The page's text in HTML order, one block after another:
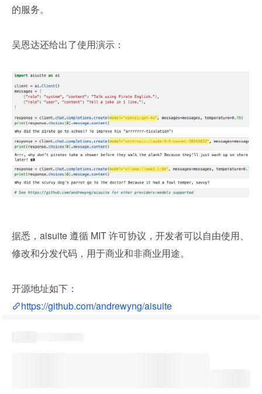
的服务。
吴恩达还给出了使用演示：
据悉，aisuite 遵循 MIT 许可协议，开发者可以自由使用、
修改和分发代码，用于商业和非商业用途。
开源地址如下：
https://github.com/andrewyng/aisuite